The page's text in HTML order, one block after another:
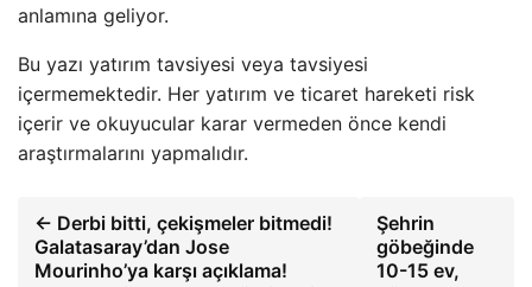
anlamına geliyor.
Bu yazı yatırım tavsiyesi veya tavsiyesi
içermemektedir. Her yatırım ve ticaret hareketi risk
içerir ve okuyucular karar vermeden önce kendi
araştırmalarını yapmalıdır.
← Derbi bitti, çekişmeler bitmedi!
Galatasaray’dan Jose
Mourinho’ya karşı açıklama!
Şehrin
göbeğinde
10-15 ev,